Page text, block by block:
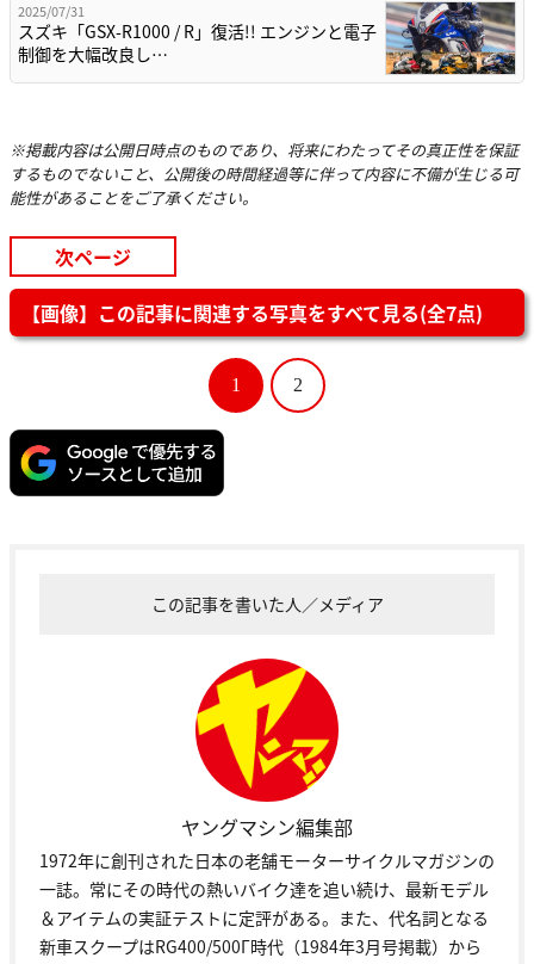
2025/07/31
スズキ「GSX-R1000 / R」復活!! エンジンと電子
制御を大幅改良し…
※掲載内容は公開日時点のものであり、将来にわたってその真正性を保証
するものでないこと、公開後の時間経過等に伴って内容に不備が生じる可
能性があることをご了承ください。
次ページ
【画像】この記事に関連する写真をすべて見る(全7点)
1 2
この記事を書いた人／メディア
ヤングマシン編集部
1972年に創刊された日本の老舗モーターサイクルマガジンの
一誌。常にその時代の熱いバイク達を追い続け、最新モデル
＆アイテムの実証テストに定評がある。また、代名詞となる
新車スクープはRG400/500Γ時代（1984年3月号掲載）から